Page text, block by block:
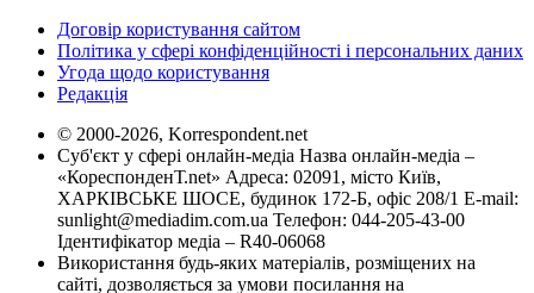
Договір користування сайтом
Політика у сфері конфіденційності і персональних даних
Угода щодо користування
Редакція
© 2000-2026, Korrespondent.net
Суб'єкт у сфері онлайн-медіа Назва онлайн-медіа –
«КореспонденТ.net» Адреса: 02091, місто Київ,
ХАРКІВСЬКЕ ШОСЕ, будинок 172-Б, офіс 208/1 E-mail:
sunlight@mediadim.com.ua Телефон: 044-205-43-00
Ідентифікатор медіа – R40-06068
Використання будь-яких матеріалів, розміщених на
сайті, дозволяється за умови посилання на